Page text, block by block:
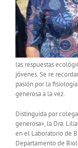
las respuestas
jóvenes. Se re
pasión por la
generosa a la vez.
Distinguida por
generosa», la Dra.
en el Laboratorio de
Departamento de